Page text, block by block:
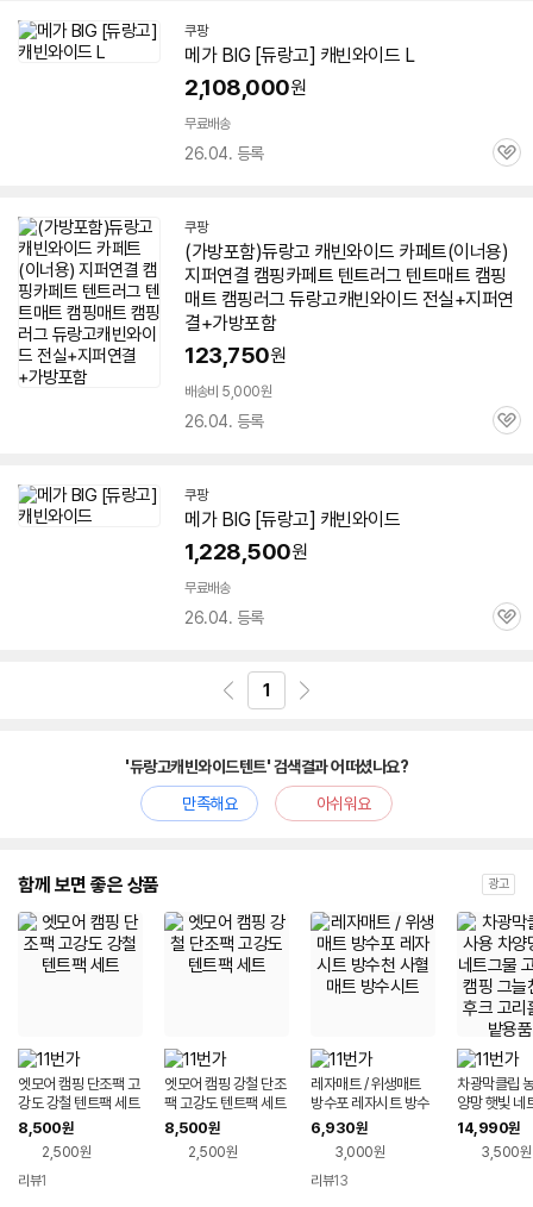
쿠팡
메가 BIG [듀랑고] 캐빈와이드 L
2,108,000원
무료배송
26.04. 등록
관
쿠팡
(가방포함)듀랑고 캐빈와이드 카페트(이너용)
지퍼연결 캠핑카페트 텐트러그 텐트매트 캠핑
매트 캠핑러그 듀랑고캐빈와이드 전실+지퍼연
결+가방포함
123,750원
배송비 5,000원
26.04. 등록
관
쿠팡
메가 BIG [듀랑고] 캐빈와이드
1,228,500원
무료배송
26.04. 등록
관
1
'듀랑고캐빈와이드텐트' 검색결과 어떠셨나요?
만족해요
아쉬워요
함께 보면 좋은 상품 광고
엣모어 캠핑 단조팩 고
강도 강철 텐트팩 세트
8,500원
2,500원
리뷰1
엣모어 캠핑 강철 단조
팩 고강도 텐트팩 세트
8,500원
2,500원
레자매트 / 위생매트
방수포 레자시트 방수
천 사혈매트 방수시트
6,930원
3,000원
리뷰13
차광막클립
양망 햇빛 네
정집게 캠핑
프후크 고리
용품 핀
14,990원
3,500원